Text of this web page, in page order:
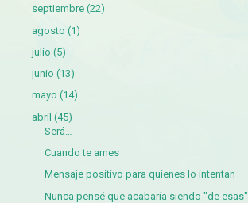
septiembre (22)
agosto (1)
julio (5)
junio (13)
mayo (14)
abril (45)
Será…
Cuando te ames
Mensaje positivo para quienes lo intentan
Nunca pensé que acabaría siendo "de esas"